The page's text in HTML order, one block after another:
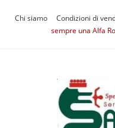
Chi siamo Condizioni di
sempre una Alfa